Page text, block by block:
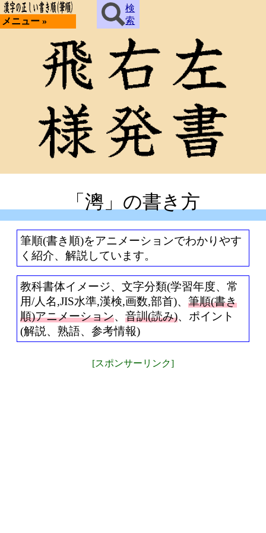
メニュー »
検
索
「澚」の書き方
筆順(書き順)をアニメーションでわかりやす
く紹介、解説しています。
教科書体イメージ、文字分類(学習年度、常
用/人名,JIS水準,漢検,画数,部首)、 筆順(書き
順)アニメーション、 音訓(読み)、ポイント
(解説、熟語、参考情報)
[スポンサーリンク]